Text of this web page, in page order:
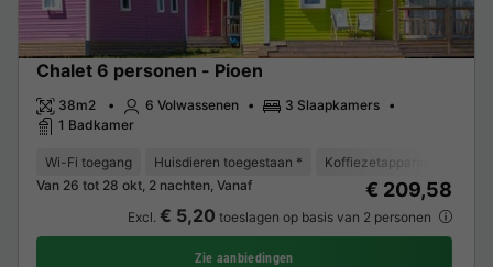
Chalet 6 personen - Pioen
38m2 6 Volwassenen
3 Slaapkamers
1 Badkamer
Wi-Fi toegang Huisdieren toegestaan * Koffiezetapparaat
Van 26 tot 28 okt, 2 nachten, Vanaf
€ 209,58
Excl. € 5,20 toeslagen op basis van 2 personen
Zie aanbiedingen